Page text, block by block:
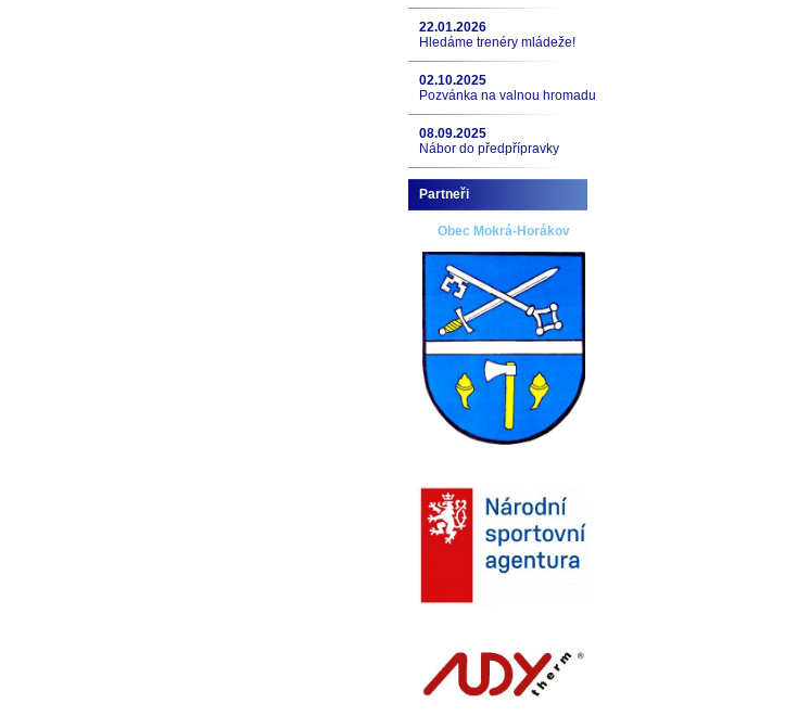
22.01.2026
Hledáme trenéry mládeže!
02.10.2025
Pozvánka na valnou hromadu
08.09.2025
Nábor do předpřípravky
Partneři
Obec Mokrá-Horákov